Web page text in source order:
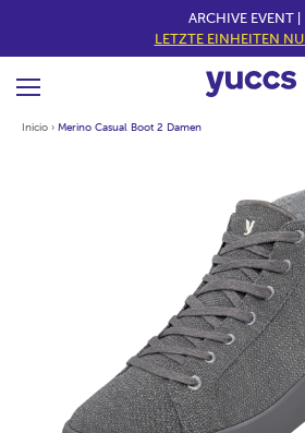
ARCHIVE EVENT |
LETZTE EINHEITEN
Inicio › Merino Casual Boot 2 Damen